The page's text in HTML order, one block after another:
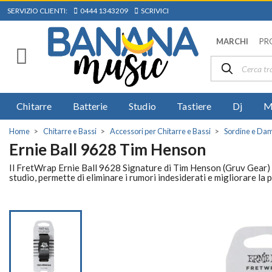
SERVIZIO CLIENTI: 0444 1343209 SCRIVICI
MARCHI
Chitarre Batterie Studio Tastiere Dj
Home Chitarre e Bassi Accessori per Chitarre e Bassi Sordine e
Ernie Ball 9628 Tim Henson
Il FretWrap Ernie Ball 9628 Signature di Tim Henson (Gruv
studio, permette di eliminare i rumori indesiderati e migliorare la